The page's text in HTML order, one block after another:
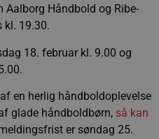
Aalborg Håndbold og Ribe-
kl. 19.30.
18. februar kl. 9.00 og
en herlig håndboldoplevelse
glade håndboldbørn, så kan
er søndag 25.